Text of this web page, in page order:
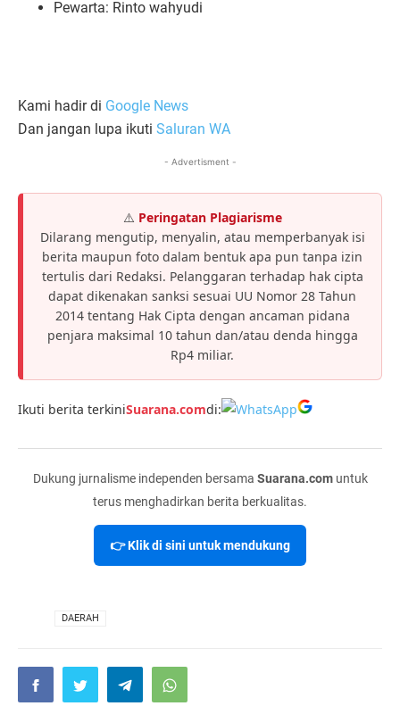
Pewarta: Rinto wahyudi
Kami hadir di Google News
Dan jangan lupa ikuti Saluran WA
- Advertisment -
⚠️ Peringatan Plagiarisme
Dilarang mengutip, menyalin, atau memperbanyak isi
berita maupun foto dalam bentuk apa pun tanpa izin
tertulis dari Redaksi. Pelanggaran terhadap hak cipta
dapat dikenakan sanksi sesuai UU Nomor 28 Tahun
2014 tentang Hak Cipta dengan ancaman pidana
penjara maksimal 10 tahun dan/atau denda hingga
Rp4 miliar.
Ikuti berita terkiniSuarana.comdi:
Dukung jurnalisme independen bersama Suarana.comuntuk
terus menghadirkan berita berkualitas.
👉 Klik di sini untuk mendukung
DAERAH